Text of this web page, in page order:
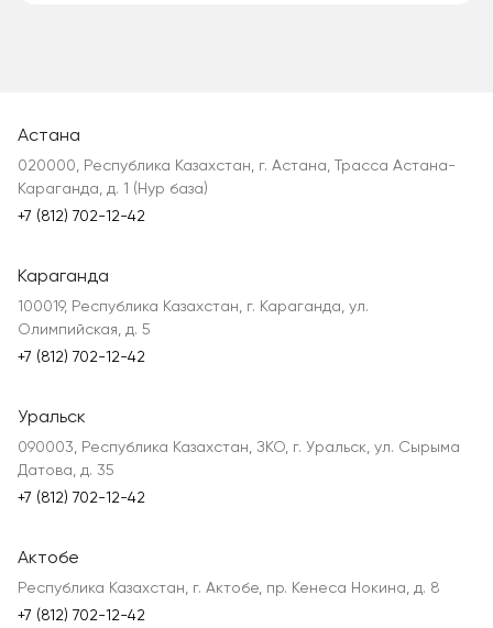
Астана
020000, Республика Казахстан, г. Астана, Трасса Астана-
Караганда, д. 1 (Нур база)
+7 (812) 702-12-42
Караганда
100019, Республика Казахстан, г. Караганда, ул.
Олимпийская, д. 5
+7 (812) 702-12-42
Уральск
090003, Республика Казахстан, ЗКО, г. Уральск, ул. Сырыма
Датова, д. 35
+7 (812) 702-12-42
Актобе
Республика Казахстан, г. Актобе, пр. Кенеса Нокина, д. 8
+7 (812) 702-12-42